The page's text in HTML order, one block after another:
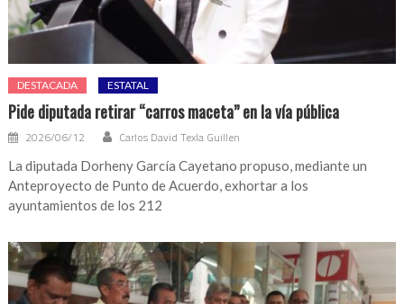
DESTACADA ESTATAL
Pide diputada retirar “carros maceta” en la vía pública
2026/06/12 Carlos David Texla Guillen
La diputada Dorheny García Cayetano propuso, mediante un
Anteproyecto de Punto de Acuerdo, exhortar a los
ayuntamientos de los 212